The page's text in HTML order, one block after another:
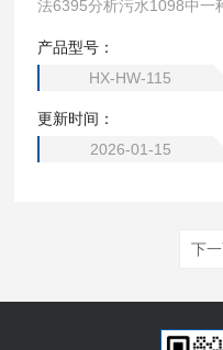
法6395分析污水1098中一
度恒定均匀,操作方便,是一
产品型号：
HX-HW-115
更新时间：
2026-01-15
下